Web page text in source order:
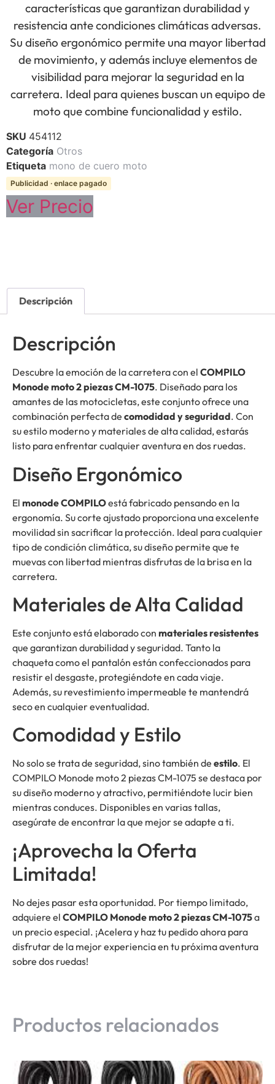
características que garantizan durabilidad y
resistencia ante condiciones climáticas adversas.
Su diseño ergonómico permite una mayor libertad
de movimiento, y además incluye elementos de
visibilidad para mejorar la seguridad en la
carretera. Ideal para quienes buscan un equipo de
moto que combine funcionalidad y estilo.
SKU 454112
Categoría Otros
Etiqueta mono de cuero moto
Publicidad · enlace pagado
Ver Precio
Descripción
Descripción
Descubre la emoción de la carretera con el COMPILO
Monode moto 2 piezas CM-1075. Diseñado para los
amantes de las motocicletas, este conjunto ofrece una
combinación perfecta de comodidad y seguridad. Con
su estilo moderno y materiales de alta calidad, estarás
listo para enfrentar cualquier aventura en dos ruedas.
Diseño Ergonómico
El monode COMPILOestá fabricado pensando en la
ergonomía. Su corte ajustado proporciona una excelente
movilidad sin sacrificar la protección. Ideal para cualquier
tipo de condición climática, su diseño permite que te
muevas con libertad mientras disfrutas de la brisa en la
carretera.
Materiales de Alta Calidad
Este conjunto está elaborado con materiales resistentes
que garantizan durabilidad y seguridad. Tanto la
chaqueta como el pantalón están confeccionados para
resistir el desgaste, protegiéndote en cada viaje.
Además, su revestimiento impermeable te mantendrá
seco en cualquier eventualidad.
Comodidad y Estilo
No solo se trata de seguridad, sino también de estilo. El
COMPILO Monode moto 2 piezas CM-1075 se destaca por
su diseño moderno y atractivo, permitiéndote lucir bien
mientras conduces. Disponibles en varias tallas,
asegúrate de encontrar la que mejor se adapte a ti.
¡Aprovecha la Oferta
Limitada!
No dejes pasar esta oportunidad. Por tiempo limitado,
adquiere el COMPILO Monode moto 2 piezas CM-1075a
un precio especial. ¡Acelera y haz tu pedido ahora para
disfrutar de la mejor experiencia en tu próxima aventura
sobre dos ruedas!
Productos relacionados